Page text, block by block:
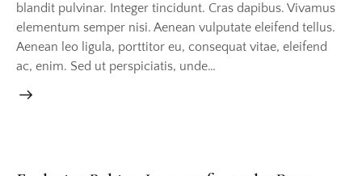
blandit pulvinar. Integer tincidunt. Cras dapibus. Vivamus
elementum semper nisi. Aenean vulputate eleifend tellus.
Aenean leo ligula, porttitor eu, consequat vitae, eleifend
ac, enim. Sed ut perspiciatis, unde…